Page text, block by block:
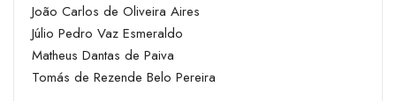
João Carlos de Oliveira Aires
Júlio Pedro Vaz Esmeraldo
Matheus Dantas de Paiva
Tomás de Rezende Belo Pereira